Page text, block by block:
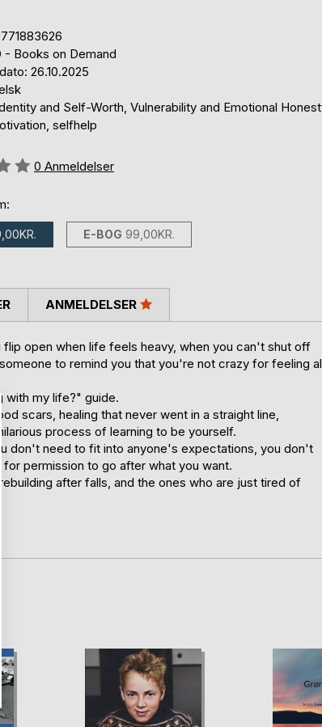
- Books on Demand
26.10.2025
and Self-Worth, Vulnerability and Emotional
selfhelp
0 Anmeldelser
E-BOG 99,00KR.
open when life feels heavy, when you can't shut off
to remind you that you're not crazy for feeling
with my life?" guide.
scars, healing that never went in a straight line,
process of learning to be yourself.
don't need to fit into anyone's expectations, you don't
permission to go after what you want.
after falls, and the ones who are just tired of
ANMELDELSER